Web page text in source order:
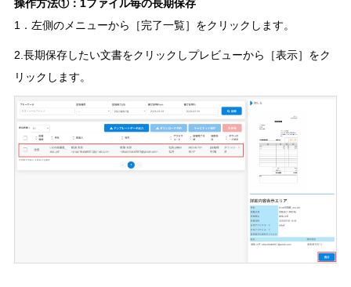
操作方法①：1ファイル毎の長期保存
1．左側のメニューから［完了一覧］をクリックします。
2.長期保存したい文書をクリックしプレビューから［表示］をク
リックします。